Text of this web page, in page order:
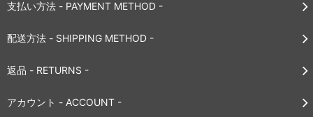
支払い方法 - PAYMENT METHOD -
配送方法 - SHIPPING METHOD -
返品 - RETURNS -
アカウント - ACCOUNT -